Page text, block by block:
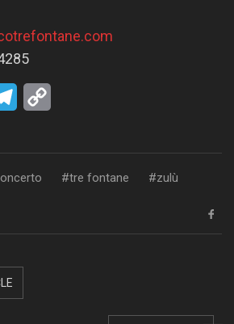
Telegram
tre fontane zulù